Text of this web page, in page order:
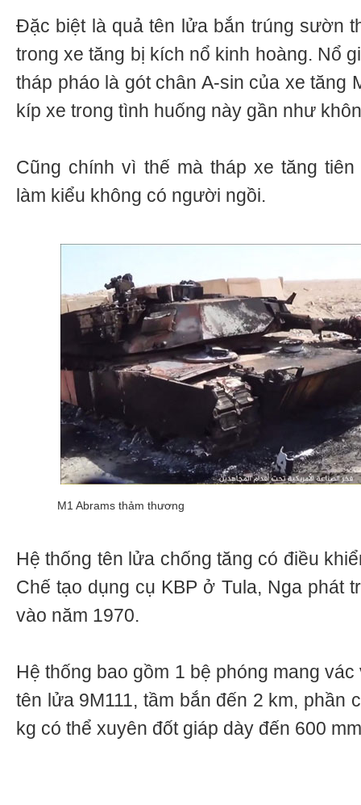
Đặc biệt là quả tên lửa bắn trúng sườn
trong xe tăng bị kích nổ kinh hoàng. Nổ
tháp pháo là gót chân A-sin của xe tăng
kíp xe trong tình huống này gần như
Cũng chính vì thế mà tháp xe tăng
làm kiểu không có người ngồi.
M1 Abrams thảm thương
Hệ thống tên lửa chống tăng có điều
Chế tạo dụng cụ KBP ở Tula, Nga phát
vào năm 1970.
Hệ thống bao gồm 1 bệ phóng mang
tên lửa 9М111, tầm bắn đến 2 km, phần
kg có thể xuyên đốt giáp dày đến 600